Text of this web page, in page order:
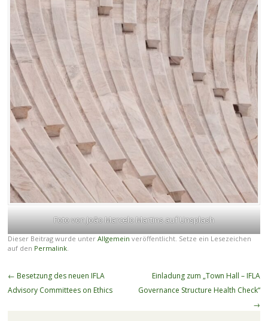
Foto von João Marcelo Martins auf Unsplash
Dieser Beitrag wurde unter Allgemein veröffentlicht. Setze ein Lesezeichen
auf den Permalink.
Beitragsnavigation
← Besetzung des neuen IFLA
Advisory Committees on Ethics
Einladung zum „Town Hall – IFLA
Governance Structure Health Check“
→